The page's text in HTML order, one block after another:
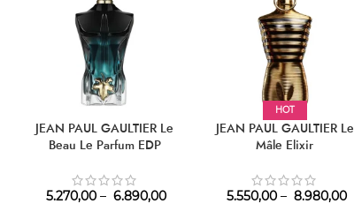
JEAN PAUL GAULTIER Le
Beau Le Parfum EDP
5.270,00 – 6.890,00
HOT
JEAN PAUL GAULTIER Le
Mâle Elixir
5.550,00 – 8.980,00